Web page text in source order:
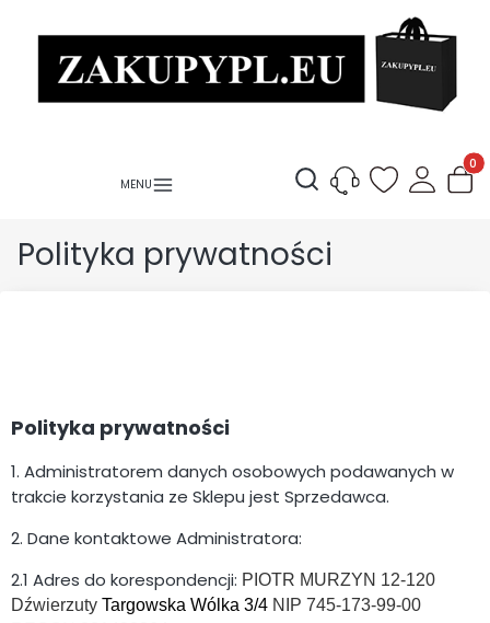
Otwórz wyszukiwarkę
Polityka prywatności
Polityka prywatności
1. Administratorem danych osobowych podawanych w
trakcie korzystania ze Sklepu jest Sprzedawca.
2. Dane kontaktowe Administratora:
2.1 Adres do korespondencji: PIOTR MURZYN 12-120
Dźwierzuty Targowska Wólka 3/4 NIP 745-173-99-00